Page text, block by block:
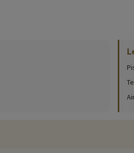
pour les parents avec hammam, sauna